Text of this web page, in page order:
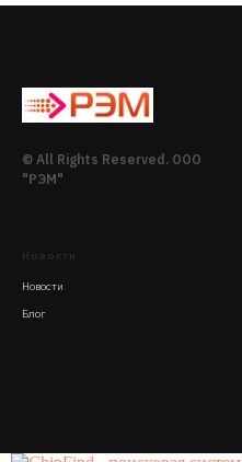
© All Rights Reserved. ООО
"РЭМ"
Новости
Новости
Блог